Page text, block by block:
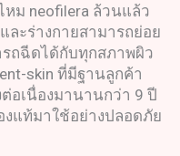
ม neofilera ล้วนแล้ว
ละร่างกายสามารถย่อย
รถฉีดได้กับทุกสภาพผิว
skin ที่มีฐานลูกค้า
อเนื่องมานานกว่า 9 ปี
แท้มาใช้อย่างปลอดภัย